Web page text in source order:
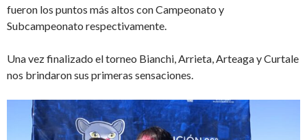
fueron los puntos más altos con Campeonato y
Subcampeonato respectivamente.
Una vez finalizado el torneo Bianchi, Arrieta, Arteaga y Curtale
nos brindaron sus primeras sensaciones.